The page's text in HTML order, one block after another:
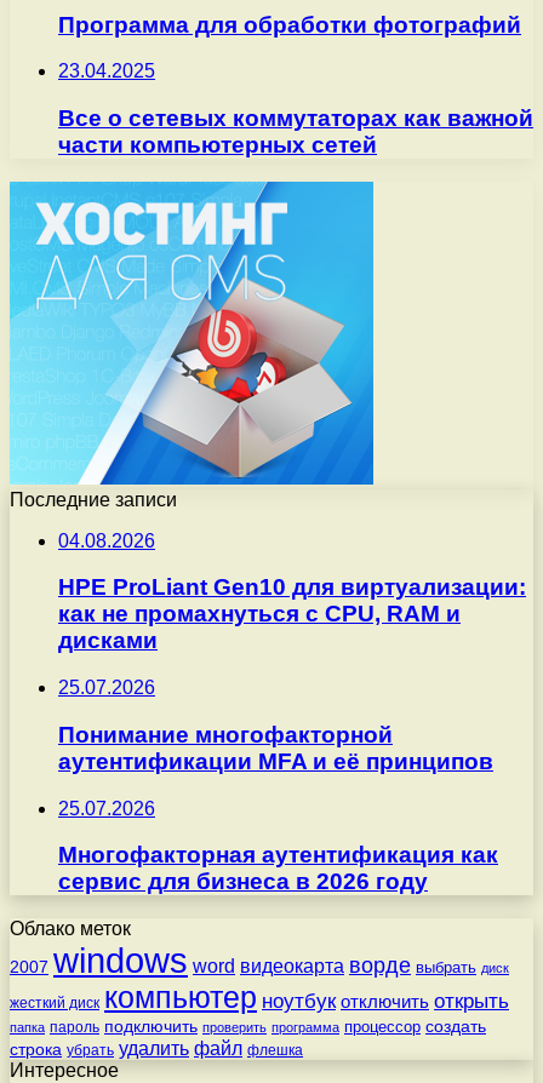
Программа для обработки фотографий
23.04.2025
Все о сетевых коммутаторах как важной
части компьютерных сетей
Последние записи
04.08.2026
HPE ProLiant Gen10 для виртуализации:
как не промахнуться с CPU, RAM и
дисками
25.07.2026
Понимание многофакторной
аутентификации MFA и её принципов
25.07.2026
Многофакторная аутентификация как
сервис для бизнеса в 2026 году
Облако меток
2007 windows word видеокарта ворде выбрать диск
жесткий диск компьютер ноутбук отключить открыть
папка пароль подключить проверить программа процессор создать
строка убрать удалить файл флешка
Интересное